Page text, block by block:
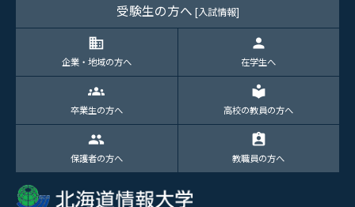
受験生の方へ [入試情報]
domain
企業・地域の方へ
person
在学生へ
groups
卒業生の方へ
local_library
高校の教員の方へ
group
保護者の方へ
assignment_ind
教職員の方へ